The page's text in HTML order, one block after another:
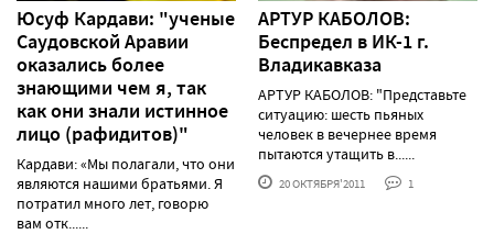
Юсуф Кардави: "ученые
Саудовской Аравии
оказались более
знающими чем я, так
как они знали истинное
лицо (рафидитов)"
Кардави: «Мы полагали, что они
являются нашими братьями. Я
потратил много лет, говорю
вам отк......
АРТУР КАБОЛОВ:
Беспредел в ИК-1 г.
Владикавказа
АРТУР КАБОЛОВ: "Представьте
ситуацию: шесть пьяных
человек в вечернее время
пытаются утащить в......
20 ОКТЯБРЯ'2011 1